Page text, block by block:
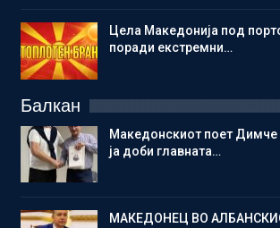
Цела Македонија под
поради екстремни…
Балкан
Македонскиот поет
ја доби главната…
МАКЕДОНЕЦ ВО